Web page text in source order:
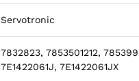
Servotronic
7832823, 7853501212,
7E1422061J, 7E1422061JX